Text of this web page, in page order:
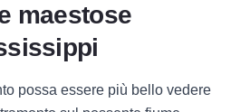
maestose
possa essere più bello vedere